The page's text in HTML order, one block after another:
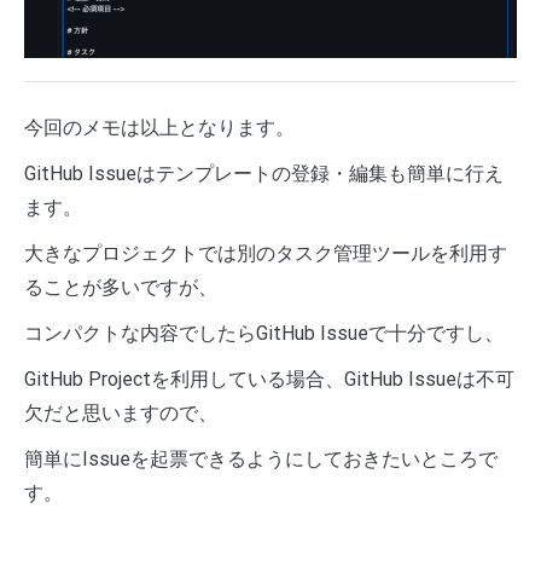
今回のメモは以上となります。
GitHub Issueはテンプレートの登録・編集も簡単に行え
ます。
大きなプロジェクトでは別のタスク管理ツールを利用す
ることが多いですが、
コンパクトな内容でしたらGitHub Issueで十分ですし、
GitHub Projectを利用している場合、GitHub Issueは不可
欠だと思いますので、
簡単にIssueを起票できるようにしておきたいところで
す。